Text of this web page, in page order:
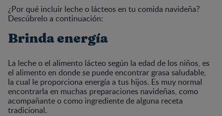
¿Por qué incluir leche o lácteos en tu comida navideña?
Descúbrelo a continuación:
Brinda energía
La leche o el alimento lácteo según la edad de los niños, es
el alimento en donde se puede encontrar grasa saludable,
la cual le proporciona energía a tus hijos. Es muy normal
encontrarla en muchas preparaciones navideñas, como
acompañante o como ingrediente de alguna receta
tradicional.